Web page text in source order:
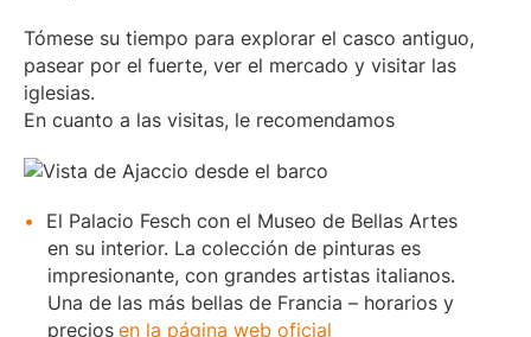
Tómese su tiempo para explorar el casco antiguo,
pasear por el fuerte, ver el mercado y visitar las
iglesias.
En cuanto a las visitas, le recomendamos
El Palacio Fesch con el Museo de Bellas Artes
en su interior. La colección de pinturas es
impresionante, con grandes artistas italianos.
Una de las más bellas de Francia – horarios y
precios en la página web oficial